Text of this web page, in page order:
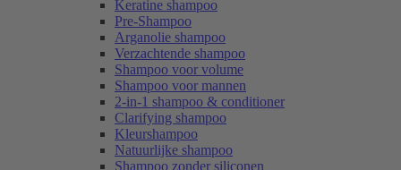
Keratine shampoo
Pre-Shampoo
Arganolie shampoo
Verzachtende shampoo
Shampoo voor volume
Shampoo voor mannen
2-in-1 shampoo & conditioner
Clarifying shampoo
Kleurshampoo
Natuurlijke shampoo
Shampoo zonder siliconen